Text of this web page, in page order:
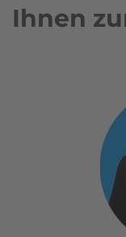
Ihnen